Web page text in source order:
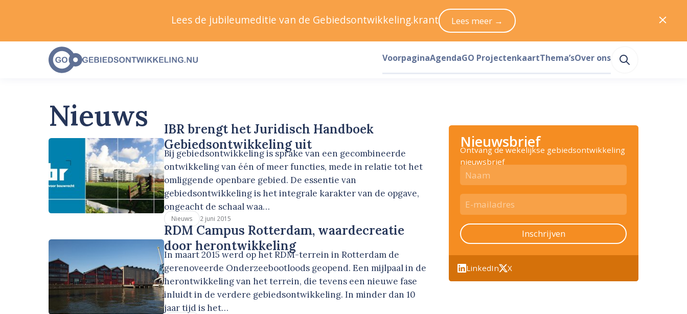
Nieuws
IBR brengt het Juridisch Handboek
Gebiedsontwikkeling uit
Bij gebiedsontwikkeling is sprake van een gecombineerde
ontwikkeling van één of meer functies, mede in relatie tot het
omliggende openbare gebied. De essentie van
gebiedsontwikkeling is het integrale karakter van de opgave,
ongeacht de schaal waa…
Nieuws 2 juni 2015
RDM Campus Rotterdam, waardecreatie
door herontwikkeling
In maart 2015 werd op het RDM-terrein in Rotterdam de
gerenoveerde Onderzeebootloods geopend. Een mijlpaal in de
herontwikkeling van het terrein, die tevens een nieuwe fase
inluidt in de verdere gebiedsontwikkeling. In minder dan 10
jaar tijd is het…
Nieuwsbrief
Ontvang de wekelijkse gebiedsontwikkeling
nieuwsbrief
Inschrijven
LinkedIn X
Lees de jubileumeditie van de Gebiedsontwikkeling.krant Lees meer →
VoorpaginaAgendaGO ProjectenkaartThema’sOver ons